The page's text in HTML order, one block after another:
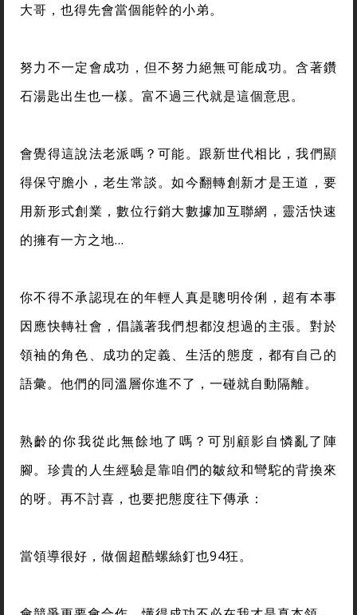
大哥，也得先會當個能幹的小弟。
努力不一定會成功，但不努力絕無可能成功。含著鑽
石湯匙出生也一樣。富不過三代就是這個意思。
會覺得這說法老派嗎？可能。跟新世代相比，我們顯
得保守膽小，老生常談。如今翻轉創新才是王道，要
用新形式創業，數位行銷大數據加互聯網，靈活快速
的擁有一方之地…
你不得不承認現在的年輕人真是聰明伶俐，超有本事
因應快轉社會，倡議著我們想都沒想過的主張。對於
領袖的角色、成功的定義、生活的態度，都有自己的
語彙。他們的同溫層你進不了，一碰就自動隔離。
熟齡的你我從此無餘地了嗎？可別顧影自憐亂了陣
腳。珍貴的人生經驗是靠咱們的皺紋和彎駝的背換來
的呀。再不討喜，也要把態度往下傳承：
當領導很好，做個超酷螺絲釘也94狂。